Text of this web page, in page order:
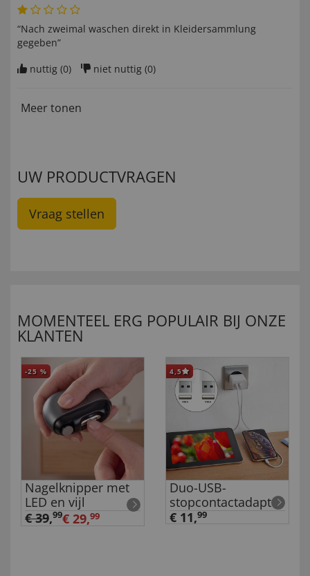
“Nach zweimal waschen direkt in Kleidersammlung
gegeben”
nuttig (0) niet nuttig (0)
Meer tonen
UW PRODUCTVRAGEN
Vraag stellen
MOMENTEEL ERG POPULAIR BIJ ONZE
KLANTEN
-25 %
Nagelknipper met
LED en vijl
€ 39,99€ 29,99
4,5
Duo-USB-
stopcontactadapter
€ 11,99